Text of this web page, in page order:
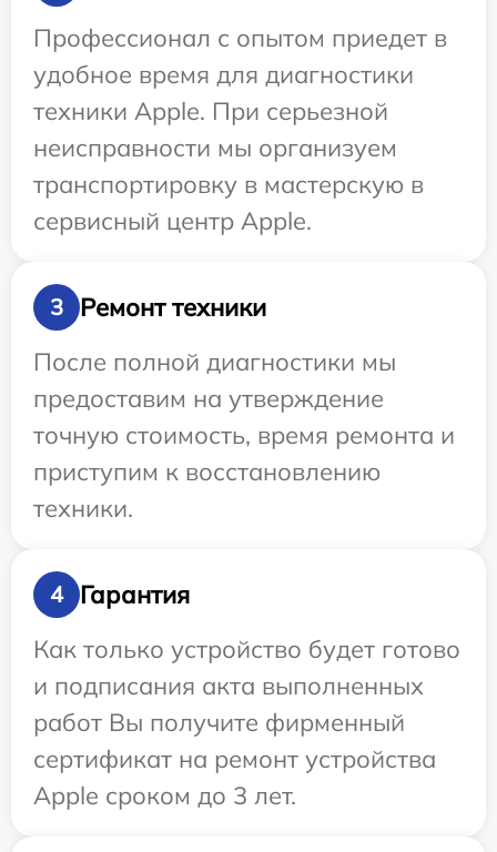
Профессионал с опытом приедет в
удобное время для диагностики
техники Apple. При серьезной
неисправности мы организуем
транспортировку в мастерскую в
сервисный центр Apple.
3
Ремонт техники
После полной диагностики мы
предоставим на утверждение
точную стоимость, время ремонта и
приступим к восстановлению
техники.
4
Гарантия
Как только устройство будет готово
и подписания акта выполненных
работ Вы получите фирменный
сертификат на ремонт устройства
Apple сроком до 3 лет.